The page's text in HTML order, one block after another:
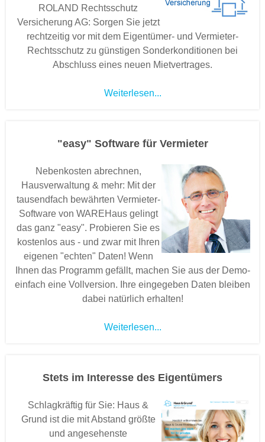
ROLAND Rechtsschutz
Versicherung AG: Sorgen Sie jetzt
rechtzeitig vor mit dem Eigentümer- und Vermieter-
Rechtsschutz zu günstigen Sonderkonditionen bei
Abschluss eines neuen Mietvertrages.
Weiterlesen...
"easy" Software für Vermieter
Nebenkosten abrechnen,
Hausverwaltung & mehr: Mit der
tausendfach bewährten Vermieter-
Software von WAREHaus gelingt
das ganz "easy". Probieren Sie es
kostenlos aus - und zwar mit Ihren
eigenen "echten" Daten! Wenn
Ihnen das Programm gefällt, machen Sie aus der Demo-
einfach eine Vollversion. Ihre eingegeben Daten bleiben
dabei natürlich erhalten!
Weiterlesen...
Stets im Interesse des Eigentümers
Schlagkräftig für Sie: Haus &
Grund ist die mit Abstand größte
und angesehenste